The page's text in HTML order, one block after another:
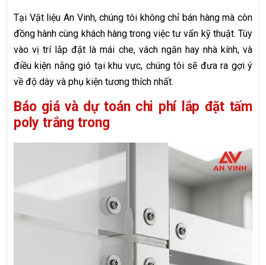
Tại Vật liệu An Vinh, chúng tôi không chỉ bán hàng mà còn
đồng hành cùng khách hàng trong việc tư vấn kỹ thuật. Tùy
vào vị trí lắp đặt là mái che, vách ngăn hay nhà kính, và
điều kiện nắng gió tại khu vực, chúng tôi sẽ đưa ra gợi ý
về độ dày và phụ kiện tương thích nhất.
Báo giá và dự toán chi phí lắp đặt tấm
poly trắng trong